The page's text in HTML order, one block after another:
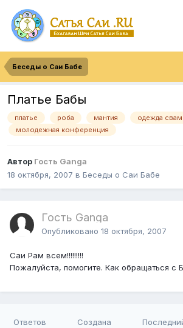
Беседы о Саи Бабе
Платье Бабы
платье роба мантия одежда
молодежная конференция
Автор Гость Ganga
18 октября, 2007 в Беседы о Саи Бабе
Гость Ganga
Опубликовано 18 октября, 2007
Саи Рам всем!!!!!!!!!
Пожалуйста, помогите. Как обращаться с
Ответов Создана